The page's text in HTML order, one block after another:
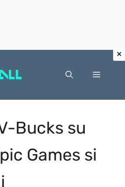
Menu
Bucks su
Games si